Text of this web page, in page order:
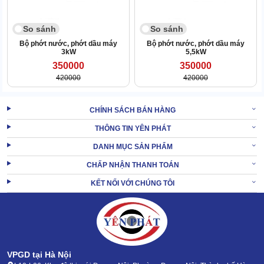
Giá mềm, dễ mua
Giá bán phụ kiện máy rửa xerất rẻ, khách muốn mua là có thể
chốt đơn ngay mà không cần phải đắn đo về điều gì.
Bên cạnh đó, dây dẫn có tính ứng dụng cao, được nhiều khách ưa
chuộng
So sánh
Bộ phớt nước, phớt dầu máy
3kW
350000
420000
So sánh
Bộ phớt nước, phớt dầu máy
5,5kW
350000
420000
CHÍNH SÁCH BÁN HÀNG
THÔNG TIN YÊN PHÁT
DANH MỤC SẢN PHẨM
CHẤP NHẬN THANH TOÁN
KẾT NỐI VỚI CHÚNG TÔI
VPGD tại Hà Nội